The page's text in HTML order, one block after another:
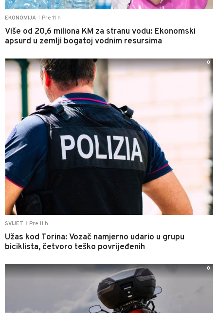
EKONOMIJA Pre 11 h
Više od 20,6 miliona KM za stranu vodu: Ekonomski
apsurd u zemlji bogatoj vodnim resursima
SVIJET Pre 11 h
Užas kod Torina: Vozač namjerno udario u grupu
biciklista, četvoro teško povrijeđenih
0
0